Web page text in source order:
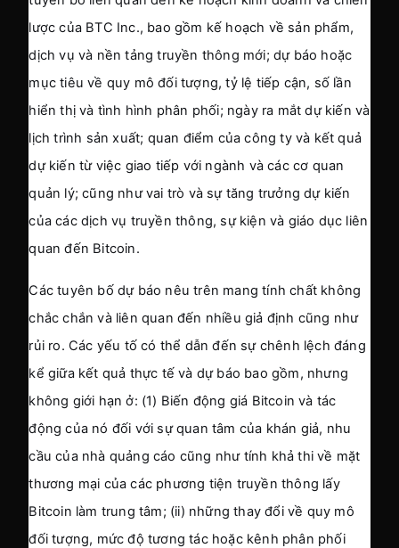
lược của BTC Inc., bao gồm kế hoạch về sản phẩm,
dịch vụ và nền tảng truyền thông mới; dự báo hoặc
mục tiêu về quy mô đối tượng, tỷ lệ tiếp cận, số lần
hiển thị và tình hình phân phối; ngày ra mắt dự kiến và
lịch trình sản xuất; quan điểm của công ty và kết quả
dự kiến từ việc giao tiếp với ngành và các cơ quan
quản lý; cũng như vai trò và sự tăng trưởng dự kiến
của các dịch vụ truyền thông, sự kiện và giáo dục liên
quan đến Bitcoin.
Các tuyên bố dự báo nêu trên mang tính chất không
chắc chắn và liên quan đến nhiều giả định cũng như
rủi ro. Các yếu tố có thể dẫn đến sự chênh lệch đáng
kể giữa kết quả thực tế và dự báo bao gồm, nhưng
không giới hạn ở: (1) Biến động giá Bitcoin và tác
động của nó đối với sự quan tâm của khán giả, nhu
cầu của nhà quảng cáo cũng như tính khả thi về mặt
thương mại của các phương tiện truyền thông lấy
Bitcoin làm trung tâm; (ii) những thay đổi về quy mô
đối tượng, mức độ tương tác hoặc kênh phân phối